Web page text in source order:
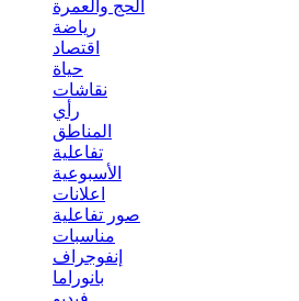
الحج والعمرة
رياضة
اقتصاد
حياة
نقاشات
رأي
المناطق
تفاعلية
الأسبوعية
اعلانات
صور تفاعلية
مناسبات
إنفوجراف
بانوراما